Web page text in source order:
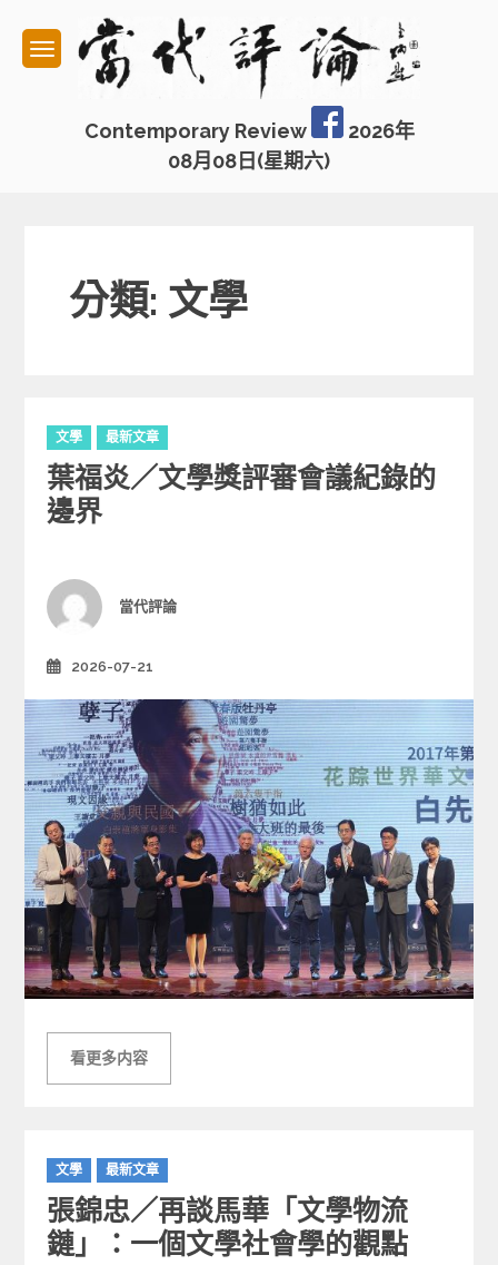
content
Contemporary Review
2026年
08月08日(星期六)
分類: 文學
C
a
t
e
g
i
e
文學 最新文章
葉福炎／文學獎評審會議紀錄的
邊界
Author
當代評論
2026-07-21
看更多内容
C
a
t
e
g
文學 最新文章
張錦忠／再談馬華「文學物流
鏈」：一個文學社會學的觀點